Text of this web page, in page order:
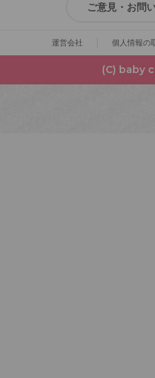
ご意見・お問
運営会社 個人情報の
(C) baby